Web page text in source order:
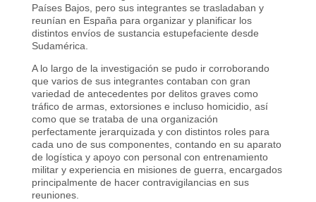
Países Bajos, pero sus integrantes se trasladaban y
reunían en España para organizar y planificar los
distintos envíos de sustancia estupefaciente desde
Sudamérica.
A lo largo de la investigación se pudo ir corroborando
que varios de sus integrantes contaban con gran
variedad de antecedentes por delitos graves como
tráfico de armas, extorsiones e incluso homicidio, así
como que se trataba de una organización
perfectamente jerarquizada y con distintos roles para
cada uno de sus componentes, contando en su aparato
de logística y apoyo con personal con entrenamiento
militar y experiencia en misiones de guerra, encargados
principalmente de hacer contravigilancias en sus
reuniones.